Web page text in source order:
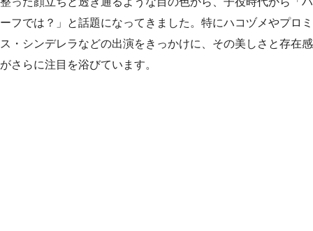
ーフでは？」と話題になってきました。特にハコヅメやプロミ
ス・シンデレラなどの出演をきっかけに、その美しさと存在感
がさらに注目を浴びています。